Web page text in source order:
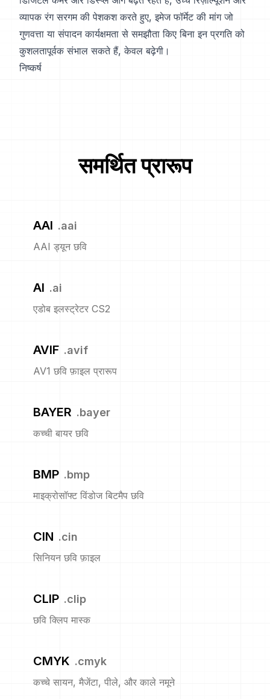
व्यापक रंग सरगम की पेशकश करते हुए, इमेज फॉर्मेट की मांग जो
गुणवत्ता या संपादन कार्यक्षमता से समझौता किए बिना इन प्रगति को
कुशलतापूर्वक संभाल सकते हैं, केवल बढ़ेगी।
निष्कर्ष
समर्थित प्रारूप
AAI .aai
AAI ड्यून छवि
AI .ai
एडोब इलस्ट्रेटर CS2
AVIF .avif
AV1 छवि फ़ाइल प्रारूप
BAYER .bayer
कच्ची बायर छवि
BMP .bmp
माइक्रोसॉफ्ट विंडोज बिटमैप छवि
CIN .cin
सिनियन छवि फ़ाइल
CLIP .clip
छवि क्लिप मास्क
CMYK .cmyk
कच्चे सायन, मैजेंटा, पीले, और काले नमूने